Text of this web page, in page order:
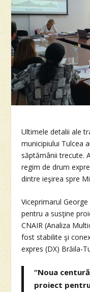
Ultimele detalii ale
municipiului Tulcea
săptămânii trecute.
regim de drum
dintre ieşirea spre
Viceprimarul
pentru a susţine
CNAIR (Analiza
fost stabilite şi
expres (DX) Brăila-
“Noua
proiect